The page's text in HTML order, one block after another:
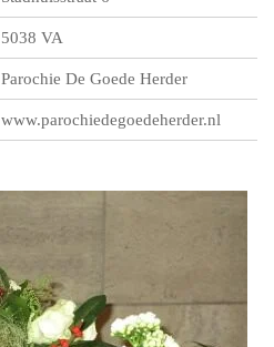
5038 VA
Parochie De Goede Herder
www.parochiedegoedeherder.nl